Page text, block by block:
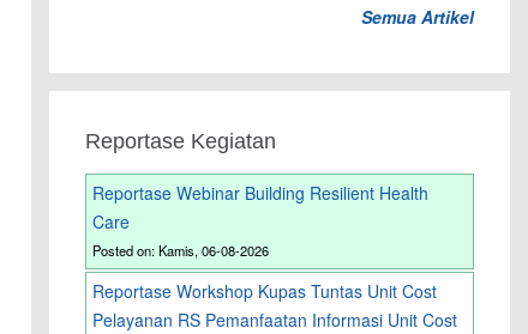
Semua Artikel
Reportase Kegiatan
Reportase Webinar Building Resilient Health
Care
Posted on: Kamis, 06-08-2026
Reportase Workshop Kupas Tuntas Unit Cost
Pelayanan RS Pemanfaatan Informasi Unit Cost